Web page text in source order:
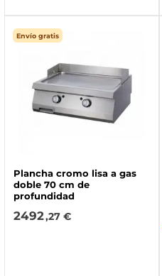
Envío gratis
Plancha cromo lisa a gas
doble 70 cm de
profundidad
2492,27 €